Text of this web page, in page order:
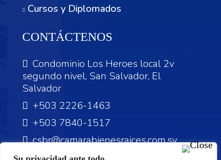
Cursos y Diplomados
CONTÁCTENOS
Condominio Los Heroes local 2v
segundo nivel, San Salvador, El
Salvador
+503 2226-1463
+503 7840-1517
csbr@camarabienesraices.com.sv